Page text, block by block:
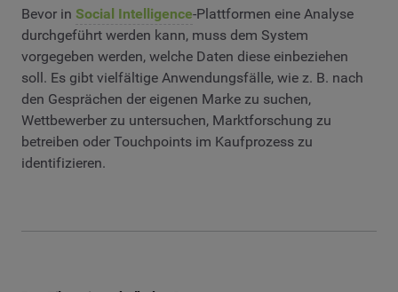
Bevor in Social Intelligence-Plattformen eine Analyse
durchgeführt werden kann, muss dem System
vorgegeben werden, welche Daten diese einbeziehen
soll. Es gibt vielfältige Anwendungsfälle, wie z. B. nach
den Gesprächen der eigenen Marke zu suchen,
Wettbewerber zu untersuchen, Marktforschung zu
betreiben oder Touchpoints im Kaufprozess zu
identifizieren.